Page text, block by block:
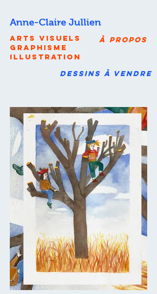
Anne-Claire Jullien
arts visuels
graphisme
illustration
à propos
dessins à vendre